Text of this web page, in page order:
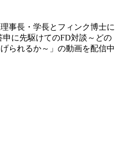
事長・学長とフィンク博士に
申に先駆けてのFD対談～どの
られるか～」の動画を配信中